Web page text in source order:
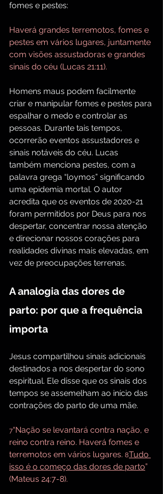
fomes e pestes:
Haverá grandes terremotos, fomes e
pestes em vários lugares, juntamente
com visões assustadoras e grandes
sinais do céu (Lucas 21:11).
Homens maus podem facilmente
criar e manipular fomes e pestes para
espalhar o medo e controlar as
pessoas. Durante tais tempos,
ocorrerão eventos assustadores e
sinais notáveis do céu. Lucas
também menciona pestes, com a
palavra grega “loymos” significando
uma epidemia mortal. O autor
acredita que os eventos de 2020-21
foram permitidos por Deus para nos
despertar, concentrar nossa atenção
e direcionar nossos corações para
realidades divinas mais elevadas, em
vez de preocupações terrenas.
A analogia das dores de
parto: por que a frequência
importa
Jesus compartilhou sinais adicionais
destinados a nos despertar do sono
espiritual. Ele disse que os sinais dos
tempos se assemelham ao início das
contrações do parto de uma mãe.
7“Nação se levantará contra nação, e
reino contra reino. Haverá fomes e
terremotos em vários lugares. 8Tudo
isso é o começo das dores de parto”
(Mateus 24:7-8).